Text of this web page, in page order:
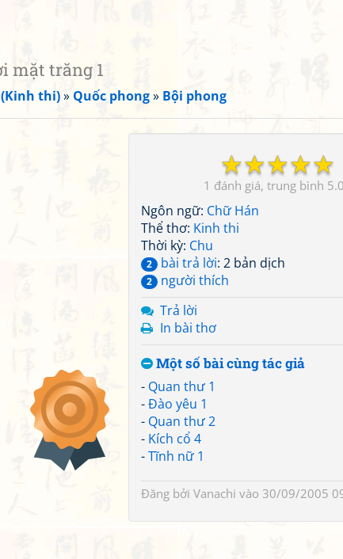
mặt trăng 1
thi)» Quốc phong» Bội phong
☆
☆
☆
☆
☆
1
Ngôn ngữ: Chữ Hán
Thể thơ: Kinh thi
Thời kỳ: Chu
2 bài trả lời: 2 bản dịch
2
người thích
Trả lời
In bài thơ
Một số bài cùng tác giả
- Quan thư 1
-Đào yêu 1
- Quan thư 2
- Kích cổ 4
-Tĩnh nữ 1
Đăng bởi Vanachi vào 30/09/2005